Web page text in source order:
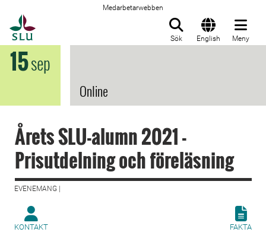
Medarbetarwebben
Sök English Meny
15sep
Online
Årets SLU-alumn 2021 -
Prisutdelning och föreläsning
EVENEMANG |
KONTAKT FAKTA